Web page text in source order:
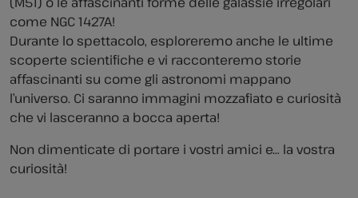
come NGC 1427A!
Durante lo spettacolo, esploreremo anche le ultime
scoperte scientifiche e vi racconteremo storie
affascinanti su come gli astronomi mappano
l’universo. Ci saranno immagini mozzafiato e curiosità
che vi lasceranno a bocca aperta!
Non dimenticate di portare i vostri amici e… la vostra
curiosità!